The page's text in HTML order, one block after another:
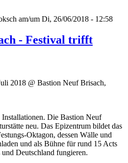
am/um Di, 26/06/2018 - 12:58
- Festival trifft
2018 @ Bastion Neuf Brisach,
Die Bastion Neuf
neu. Das Epizentrum bildet das
Oktagon, dessen Wälle und
und als Bühne für rund 15 Acts
Deutschland fungieren.